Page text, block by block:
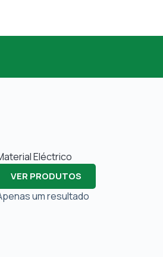
Eléctrico
VER PRODUTOS
um resultado